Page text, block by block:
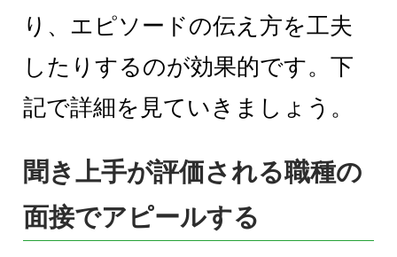
り、エピソードの伝え方を工夫
したりするのが効果的です。下
記で詳細を見ていきましょう。
聞き上手が評価される職種の
面接でアピールする